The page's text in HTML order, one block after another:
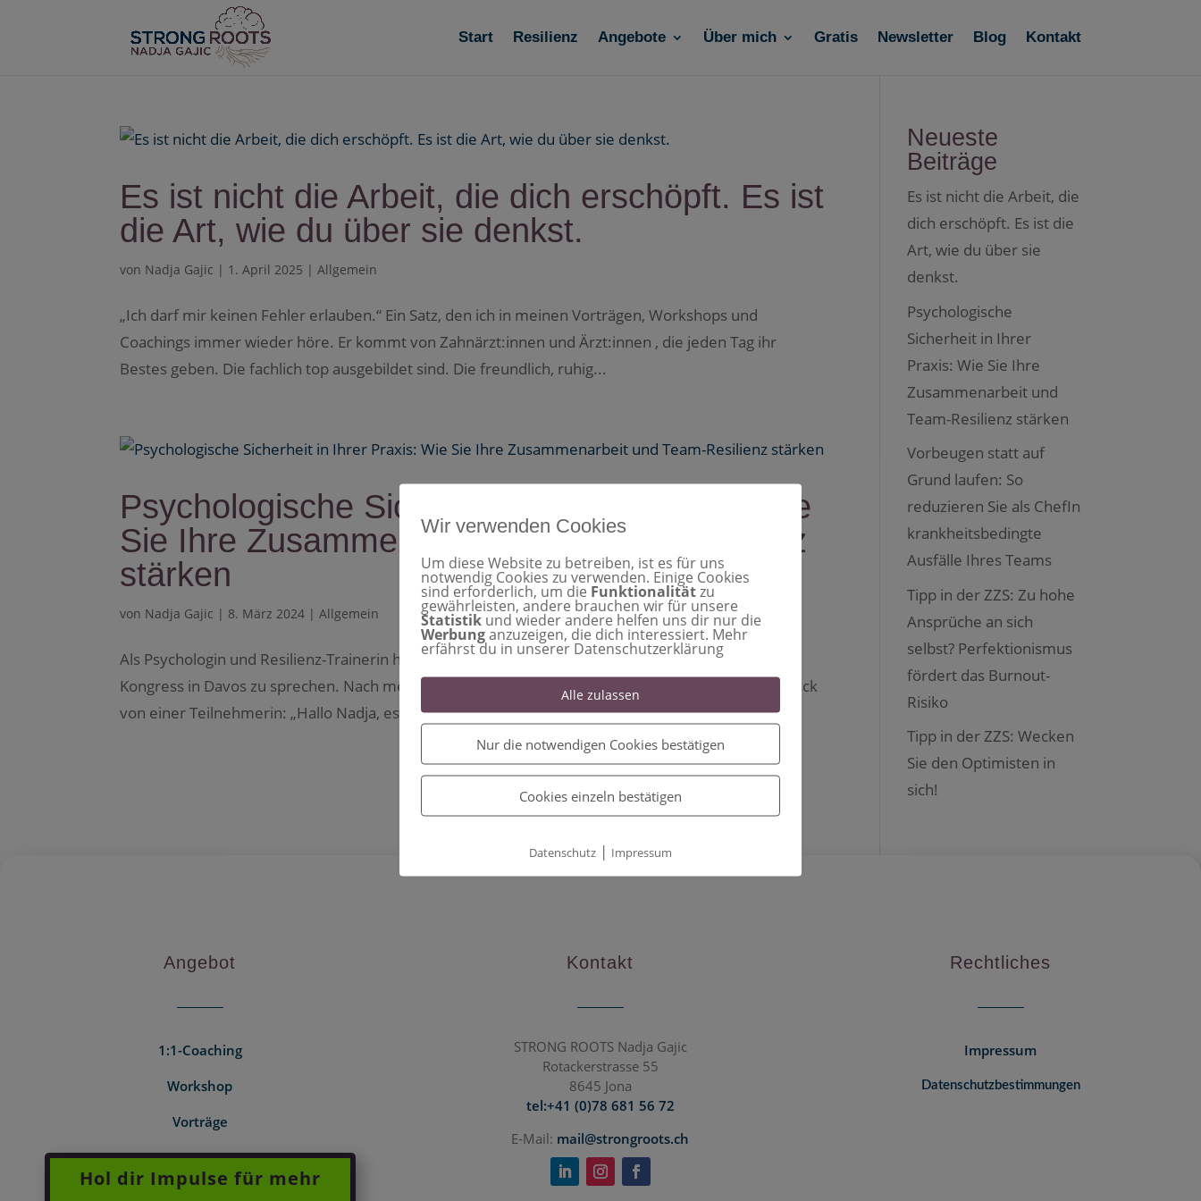
Start Resilienz Angebote Über mich Gratis Newsletter Blog Kontakt
Es ist nicht die Arbeit, die dich erschöpft. Es ist
die Art, wie du über sie denkst.
von Nadja Gajic | 1. April 2025 |Allgemein
„Ich darf mir keinen Fehler erlauben.“ Ein Satz, den ich in meinen Vorträgen, Workshops und
Coachings immer wieder höre. Er kommt von Zahnärzt:innen und Ärzt:innen , die jeden Tag ihr
Bestes geben. Die fachlich top ausgebildet sind. Die freundlich, ruhig...
Psychologische Sicherheit in Ihrer Praxis: Wie
Sie Ihre Zusammenarbeit und Team-Resilienz
stärken
von Nadja Gajic | 8. März 2024 |Allgemein
Als Psychologin und Resilienz-Trainerin hatte ich kürzlich die Gelegenheit, auf dem Dentalpin-
Kongress in Davos zu sprechen. Nach meinem Vortrag erreichte mich dieses inspirierende Feedback
von einer Teilnehmerin: „Hallo Nadja, es war für mich der beste Vortrag...
Neueste
Beiträge
Es ist nicht die Arbeit, die
dich erschöpft. Es ist die
Art, wie du über sie
denkst.
Psychologische
Sicherheit in Ihrer
Praxis: Wie Sie Ihre
Zusammenarbeit und
Team-Resilienz stärken
Vorbeugen statt auf
Grund laufen: So
reduzieren Sie als ChefIn
krankheitsbedingte
Ausfälle Ihres Teams
Tipp in der ZZS: Zu hohe
Ansprüche an sich
selbst? Perfektionismus
fördert das Burnout-
Risiko
Tipp in der ZZS: Wecken
Sie den Optimisten in
sich!
Angebot
1:1-Coaching
Workshop
Vorträge
Hol dir Impulse für mehr
Kontakt
STRONG ROOTS Nadja Gajic
Rotackerstrasse 55
8645 Jona
tel:+41 (0)78 681 56 72
E-Mail: mail@strongroots.ch
Rechtliches
Impressum
Datenschutzbestimmungen
Wir verwenden Cookies
Um diese Website zu betreiben, ist es für uns
notwendig Cookies zu verwenden. Einige Cookies
sind erforderlich, um die Funktionalitätzu
gewährleisten, andere brauchen wir für unsere
Statistik und wieder andere helfen uns dir nur die
Werbunganzuzeigen, die dich interessiert. Mehr
erfährst du in unserer Datenschutzerklärung
Alle zulassen
Nur die notwendigen Cookies bestätigen
Cookies einzeln bestätigen
Datenschutz | Impressum